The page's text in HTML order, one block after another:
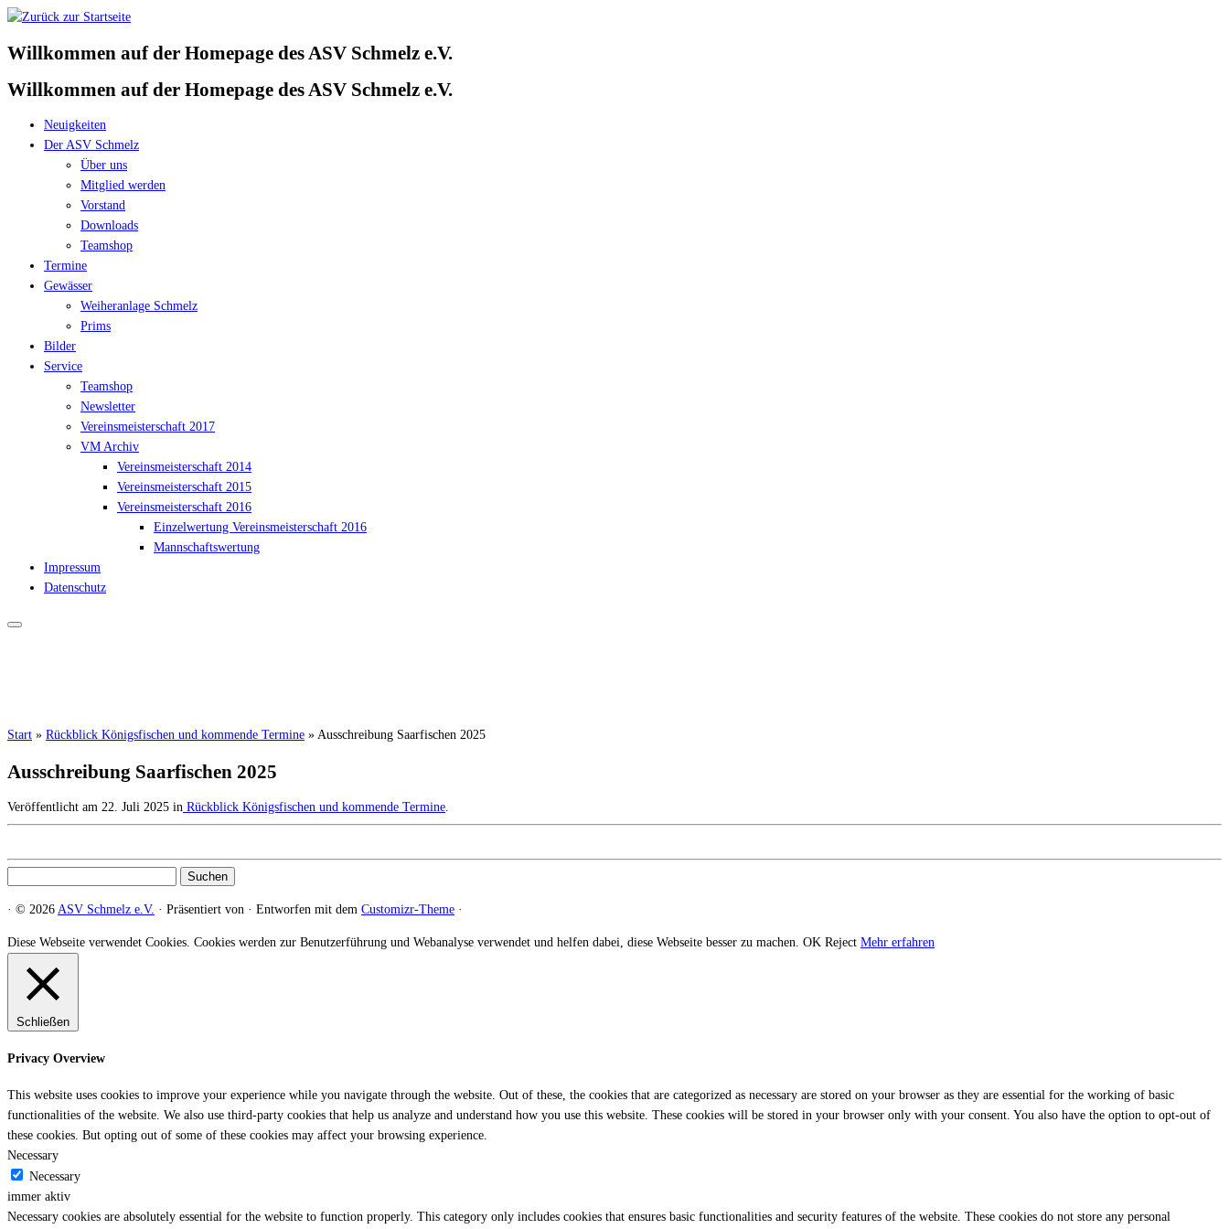
Zum
springen
Willkommen auf der Homepage des ASV Schmelz e.V.
Willkommen auf der Homepage des ASV Schmelz e.V.
Neuigkeiten
Der ASV Schmelz
Über uns
Mitglied werden
Vorstand
Downloads
Teamshop
Termine
Gewässer
Weiheranlage Schmelz
Prims
Bilder
Service
Teamshop
Newsletter
Vereinsmeisterschaft 2017
VM Archiv
Vereinsmeisterschaft 2014
Vereinsmeisterschaft 2015
Vereinsmeisterschaft 2016
Einzelwertung Vereinsmeisterschaft 2016
Mannschaftswertung
Impressum
Datenschutz
Start » Rückblick Königsfischen und kommende Termine » Ausschreibung Saarfischen 2025
Ausschreibung Saarfischen 2025
Veröffentlicht am 22. Juli 2025 in Rückblick Königsfischen und kommende Termine.
· © 2026 ASV Schmelz e.V. · Präsentiert von · Entworfen mit dem Customizr-Theme ·
Diese Webseite verwendet Cookies. Cookies werden zur Benutzerführung und Webanalyse verwendet und helfen dabei, diese Webseite besser zu machen. OK Reject Mehr erfahren
Schließen
Privacy Overview
This website uses cookies to improve your experience while you navigate through the website. Out of these, the cookies that are categorized as necessary are stored on your browser as they are essential for the working of basic
functionalities of the website. We also use third-party cookies that help us analyze and understand how you use this website. These cookies will be stored in your browser only with your consent. You also have the option to opt-out of
these cookies. But opting out of some of these cookies may affect your browsing experience.
Necessary
Necessary
immer aktiv
Necessary cookies are absolutely essential for the website to function properly. This category only includes cookies that ensures basic functionalities and security features of the website. These cookies do not store any personal